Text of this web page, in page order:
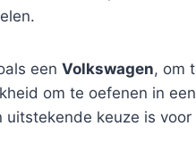
een Volkswagen, om
om te oefenen in
keuze is